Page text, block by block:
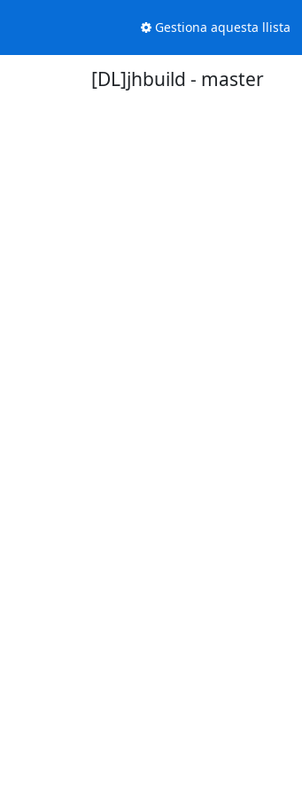
Gestiona aquesta llista
[DL]jhbuild - master